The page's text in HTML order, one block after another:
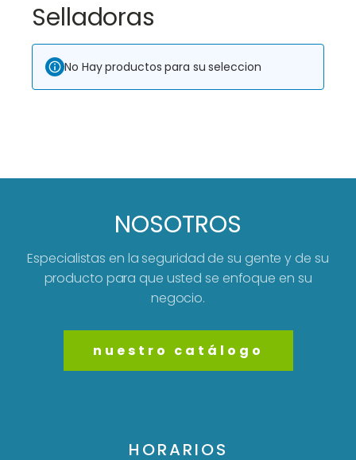
Selladoras
No Hay productos para su seleccion
NOSOTROS
Especialistas en la seguridad de su gente y de su
producto para que usted se enfoque en su
negocio.
nuestro catálogo
HORARIOS